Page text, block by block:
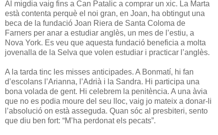
Al migdia vaig fins a Can Patalic a comprar un xic. La Marta
està contenta perquè el noi gran, en Joan, ha obtingut una
beca de la fundació Joan Riera de Santa Coloma de
Farners per anar a estudiar anglès, un mes de l’estiu, a
Nova York. Es veu que aquesta fundació beneficia a molta
jovenalla de la Selva que volen estudiar i practicar l’anglès.
A la tarda tinc les misses anticipades. A Bonmatí, hi fan
d’escolans l’Arianna, l’Adrià i la Sandra. Hi participa una
bona volada de gent. Hi celebrem la penitència. A una àvia
que no es podia moure del seu lloc, vaig jo mateix a donar-li
l’absolució on està asseguda. Quan sóc al presbiteri, sento
que diu ben fort: “M’ha perdonat els pecats”.